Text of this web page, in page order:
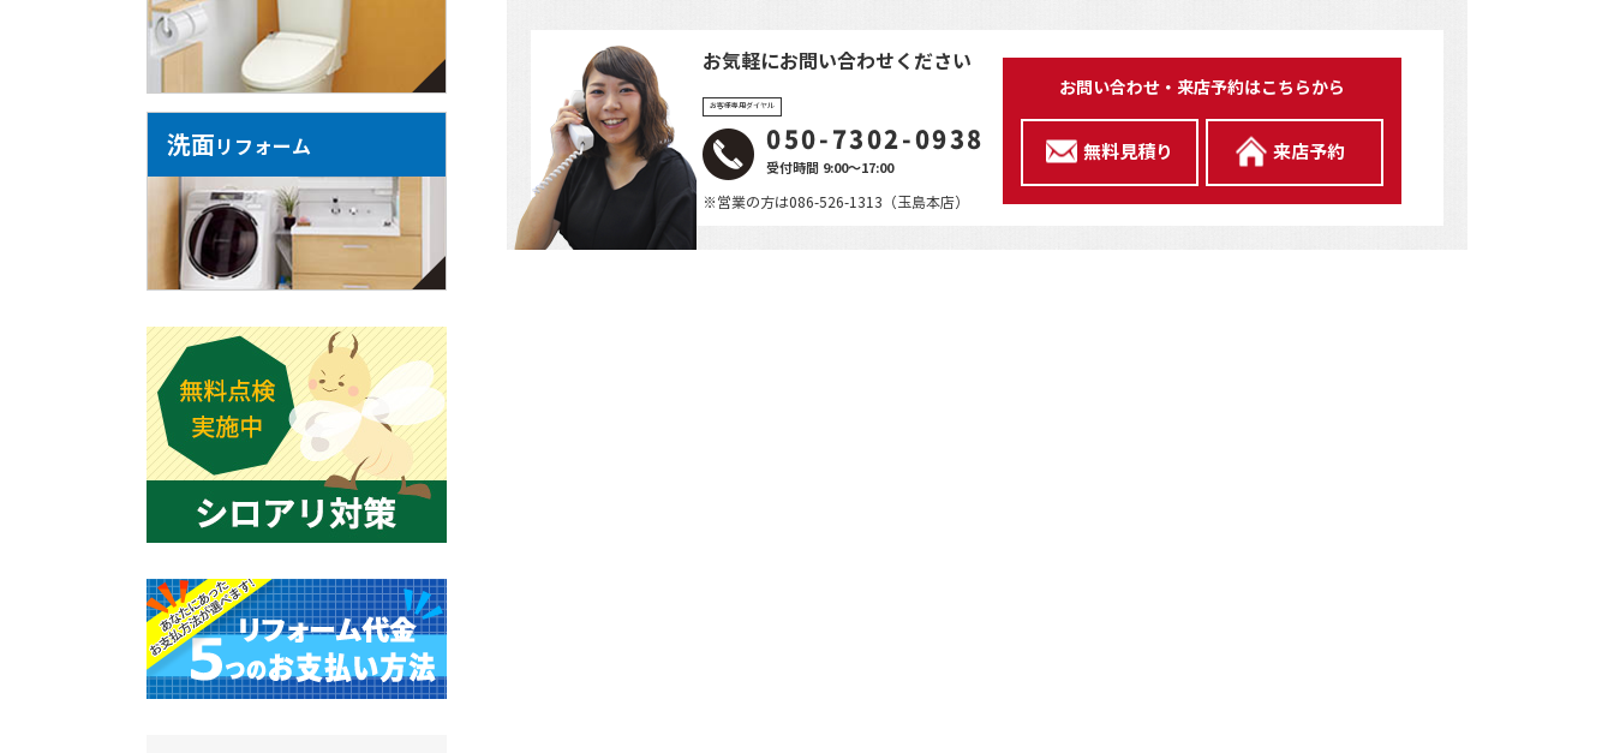
お気軽にお問い合わせください
お客様専用ダイヤル
050-7302-0938
受付時間 9:00～17:00
※営業の方は086-526-1313（玉島本店）
お問い合わせ・来店予約はこちらから
無料見積り 来店予約
洗面リフォーム